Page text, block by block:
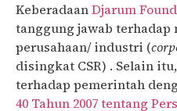
KeberadaanDjarum
tanggung jawab terhadap
perusahaan/ industri (
disingkat CSR) . Selain
terhadap pemerintah
40 Tahun 2007 tentang